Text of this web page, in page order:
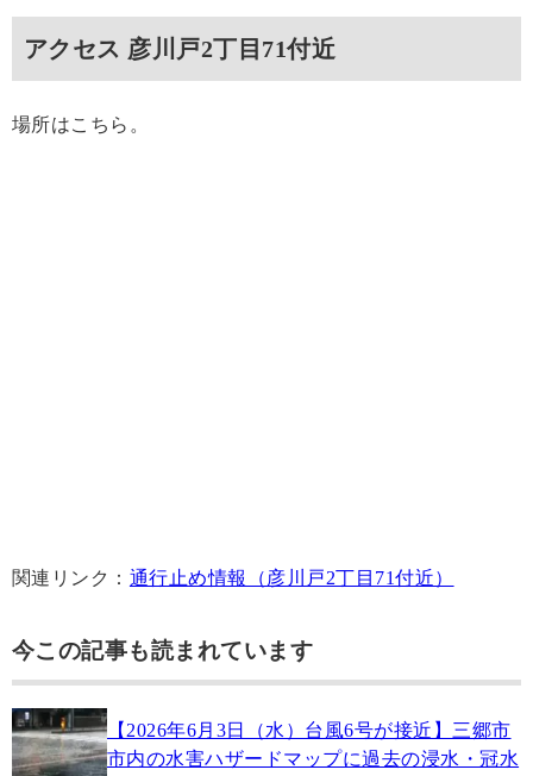
アクセス 彦川戸2丁目71付近
場所はこちら。
関連リンク： 通行止め情報（彦川戸2丁目71付近）
今この記事も読まれています
【2026年6月3日（水）台風6号が接近】三郷市
市内の水害ハザードマップに過去の浸水・冠水